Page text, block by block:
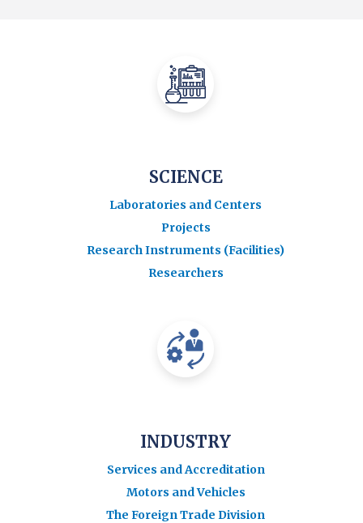
SCIENCE
Laboratories and Centers
Projects
Research Instruments (Facilities)
Researchers
INDUSTRY
Services and Accreditation
Motors and Vehicles
The Foreign Trade Division